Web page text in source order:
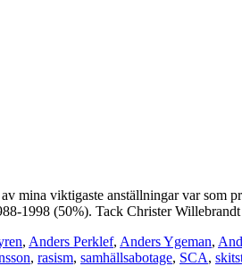
mina viktigaste anställningar var som
1998 (50%). Tack Christer
, Anders Perklef, Anders Ygeman,
, rasism, samhällsabotage, SCA,